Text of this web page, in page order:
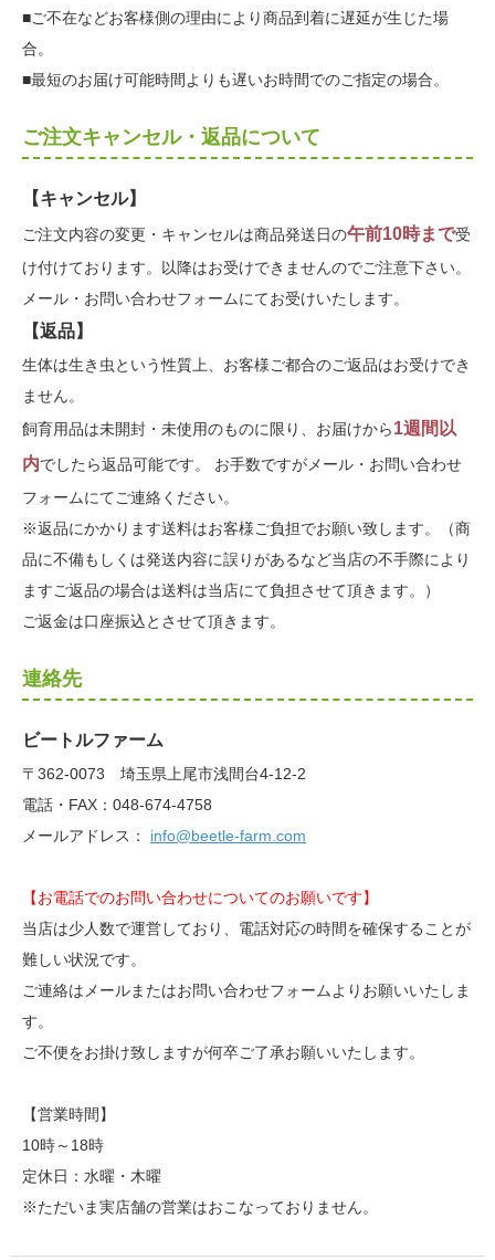
■ご不在などお客様側の理由により商品到着に遅延が生じた場
合。
■最短のお届け可能時間よりも遅いお時間でのご指定の場合。
ご注文キャンセル・返品について
【キャンセル】
ご注文内容の変更・キャンセルは商品発送日の午前10時まで受
け付けております。以降はお受けできませんのでご注意下さい。
メール・お問い合わせフォームにてお受けいたします。
【返品】
生体は生き虫という性質上、お客様ご都合のご返品はお受けでき
ません。
飼育用品は未開封・未使用のものに限り、お届けから1週間以
内でしたら返品可能です。 お手数ですがメール・お問い合わせ
フォームにてご連絡ください。
※返品にかかります送料はお客様ご負担でお願い致します。（商
品に不備もしくは発送内容に誤りがあるなど当店の不手際により
ますご返品の場合は送料は当店にて負担させて頂きます。）
ご返金は口座振込とさせて頂きます。
連絡先
ビートルファーム
〒362-0073 埼玉県上尾市浅間台4-12-2
電話・FAX：048-674-4758
メールアドレス： info@beetle-farm.com
【お電話でのお問い合わせについてのお願いです】
当店は少人数で運営しており、電話対応の時間を確保することが
難しい状況です。
ご連絡はメールまたはお問い合わせフォームよりお願いいたしま
す。
ご不便をお掛け致しますが何卒ご了承お願いいたします。
【営業時間】
10時～18時
定休日：水曜・木曜
※ただいま実店舗の営業はおこなっておりません。